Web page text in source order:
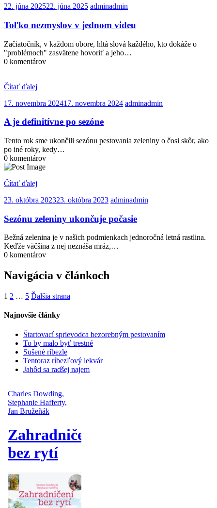
22. júna 202522. júna 2025 adminadmin
Toľko nezmyslov v jednom videu
Začiatočník, v každom obore, hltá slová každého, kto dokáže o
"problémoch" zasvätene hovoriť a jeho…
0 komentárov
Čítať ďalej
17. novembra 202417. novembra 2024 adminadmin
A je definitívne po sezóne
Tento rok sme ukončili sezónu pestovania zeleniny o čosi skôr, ako
po iné roky, kedy…
0 komentárov
Čítať ďalej
23. októbra 202323. októbra 2023 adminadmin
Sezónu zeleniny ukončuje počasie
Bežná zelenina je v našich podmienkach jednoročná letná rastlina.
Keďže väčšina z nej neznáša mráz,…
0 komentárov
Navigácia v článkoch
1 2 … 5 Ďalšia strana
Najnovšie články
Štartovací sprievodca bezorebným pestovaním
To by malo byť trestné
Sušené ríbezle
Tentoraz ríbezľový lekvár
Jahôd sa radšej najem